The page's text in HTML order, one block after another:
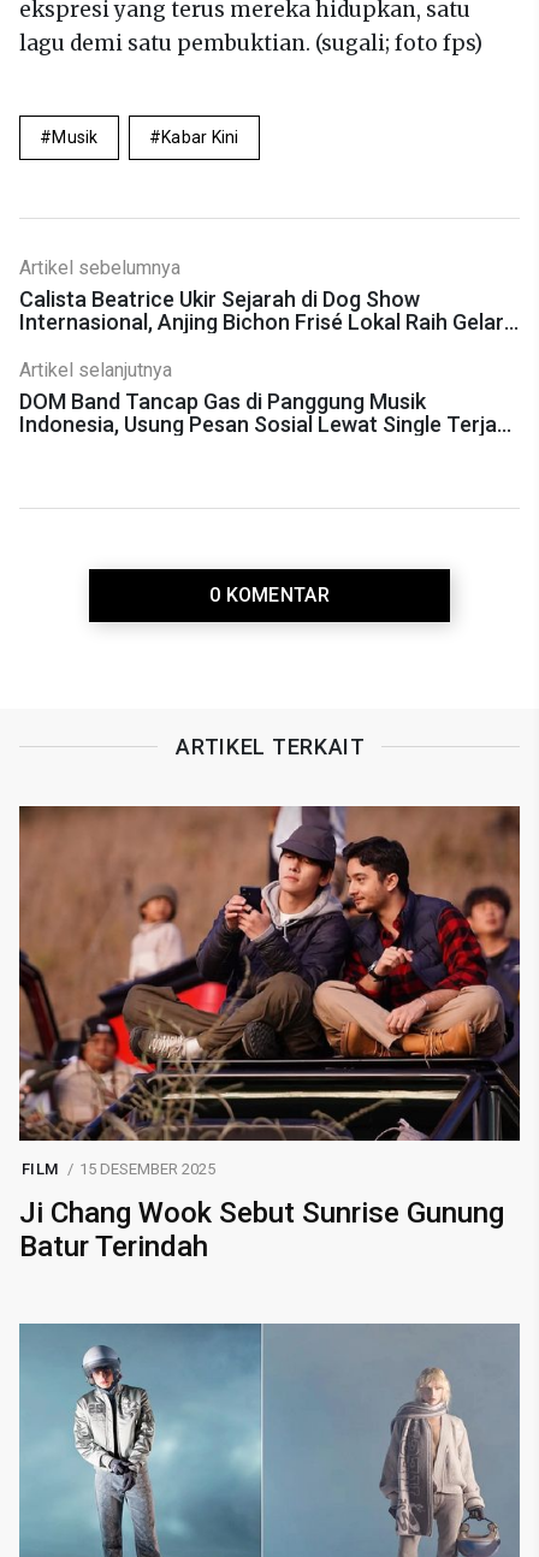
ekspresi yang terus mereka hidupkan, satu
lagu demi satu pembuktian. (sugali; foto fps)
Musik Kabar Kini
Artikel sebelumnya
Calista Beatrice Ukir Sejarah di Dog Show
Internasional, Anjing Bichon Frisé Lokal Raih Gelar
Artikel selanjutnya
DOM Band Tancap Gas di Panggung Musik
Indonesia, Usung Pesan Sosial Lewat Single Terjadi
0 KOMENTAR
ARTIKEL TERKAIT
FILM 15 DESEMBER 2025
Ji Chang Wook Sebut Sunrise Gunung
Batur Terindah